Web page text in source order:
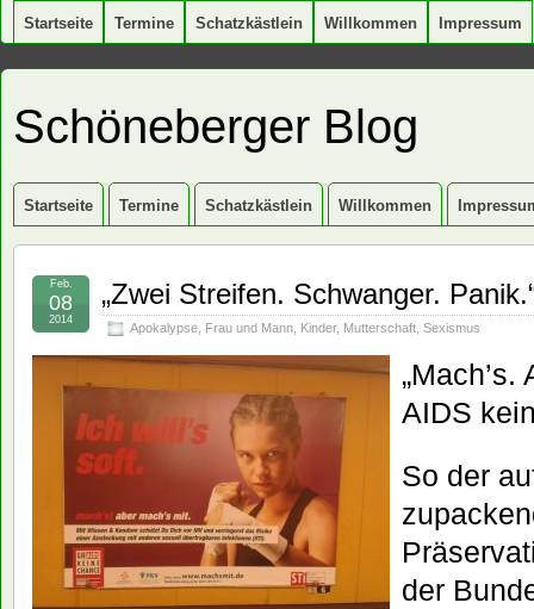
Startseite Termine Schatzkästlein Willkommen Impressum
Schöneberger Blog
Startseite Termine Schatzkästlein Willkommen
„Zwei Streifen. Schwanger.
Apokalypse Frau und Mann Kinder, Mutterschaft Sexismus
Feb.
08
2014
„Mach’s.
AIDS
So der
der